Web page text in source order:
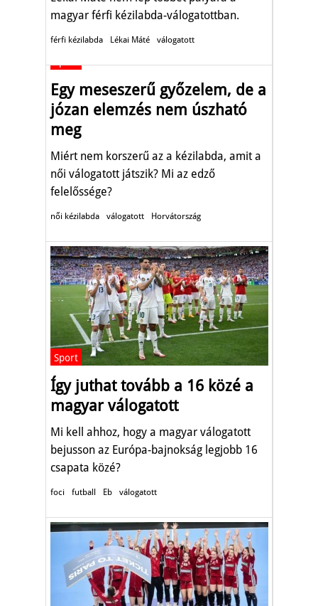
magyar férfi kézilabda-válogatottban.
férfi kézilabda Lékai Máté válogatott
Egy meseszerű győzelem, de a
józan elemzés nem úszható
meg
Miért nem korszerű az a kézilabda, amit a
női válogatott játszik? Mi az edző
felelőssége?
női kézilabda válogatott Horvátország
Sport
Így juthat tovább a 16 közé a
magyar válogatott
Mi kell ahhoz, hogy a magyar válogatott
bejusson az Európa-bajnokság legjobb 16
csapata közé?
foci futball Eb válogatott